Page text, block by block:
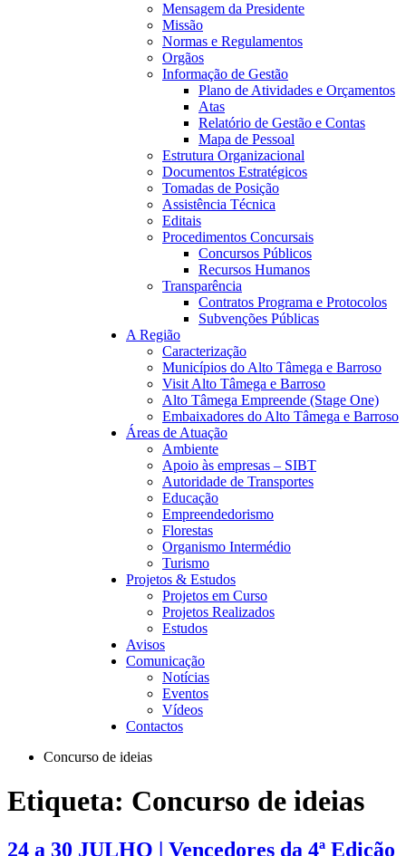
Mensagem da Presidente
Missão
Normas e Regulamentos
Orgãos
Informação de Gestão
Plano de Atividades e Orçamentos
Atas
Relatório de Gestão e Contas
Mapa de Pessoal
Estrutura Organizacional
Documentos Estratégicos
Tomadas de Posição
Assistência Técnica
Editais
Procedimentos Concursais
Concursos Públicos
Recursos Humanos
Transparência
Contratos Programa e Protocolos
Subvenções Públicas
A Região
Caracterização
Municípios do Alto Tâmega e Barroso
Visit Alto Tâmega e Barroso
Alto Tâmega Empreende (Stage One)
Embaixadores do Alto Tâmega e Barroso
Áreas de Atuação
Ambiente
Apoio às empresas – SIBT
Autoridade de Transportes
Educação
Empreendedorismo
Florestas
Organismo Intermédio
Turismo
Projetos & Estudos
Projetos em Curso
Projetos Realizados
Estudos
Avisos
Comunicação
Notícias
Eventos
Vídeos
Contactos
Concurso de ideias
Etiqueta: Concurso de ideias
24 a 30 JULHO | Vencedores da 4ª Edição